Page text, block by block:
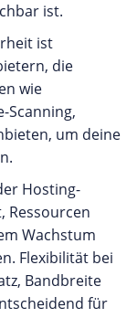
ist.
ist
die
wie
Scanning,
um deine
Hosting-
Ressourcen
Wachstum
Flexibilität bei
Bandbreite
für